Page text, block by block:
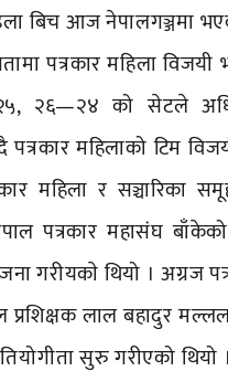
बिच आज नेपालगञ्जमा
पत्रकार महिला
२६—२४ को सेटले
पत्रकार महिलाको टिम
महिला र सञ्चारिका
पत्रकार महासंघ
गरीयकाे थियो । अग्रज
लाल बहादुर
सुरु गरीएको थियो ।